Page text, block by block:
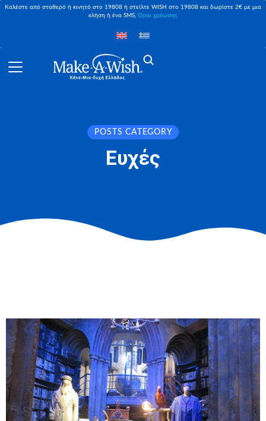
Καλέστε από σταθερό ή κινητό στο 19808 ή στείλτε WISH στο 19808 και δωρίστε 2€ με μια
κλήση ή ένα SMS,Όροι χρέωσης
POSTS CATEGORY
Ευχές